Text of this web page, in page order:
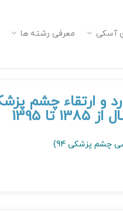
آسکی معرفی رشته ها
و ارتقاء چشم
چشم پزشکی 94)